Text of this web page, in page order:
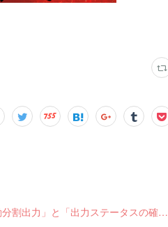
【機能UP】サブスクペンギンの請求データ出力で「CSVの自動分割出力」と「出力ステータスの確認」ができるようになりました！